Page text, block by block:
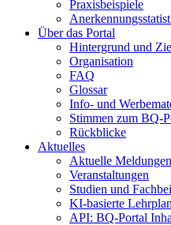
Praxisbeispiele
Über das Portal
Hintergrund und
Organisation
FAQ
Glossar
Info- und
Stimmen zum BQ-
Rückblicke
Aktuelles
Aktuelle Meldungen
Veranstaltungen
Studien und
KI-basierte
API: BQ-Portal